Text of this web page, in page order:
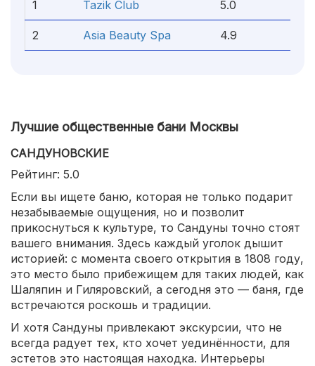
1 Tazik Club 5.0
2 Asia Beauty Spa 4.9
Лучшие общественные бани Москвы
САНДУНОВСКИЕ
Рейтинг: 5.0
Если вы ищете баню, которая не только подарит
незабываемые ощущения, но и позволит
прикоснуться к культуре, то Сандуны точно стоят
вашего внимания. Здесь каждый уголок дышит
историей: с момента своего открытия в 1808 году,
это место было прибежищем для таких людей, как
Шаляпин и Гиляровский, а сегодня это — баня, где
встречаются роскошь и традиции.
И хотя Сандуны привлекают экскурсии, что не
всегда радует тех, кто хочет уединённости, для
эстетов это настоящая находка. Интерьеры